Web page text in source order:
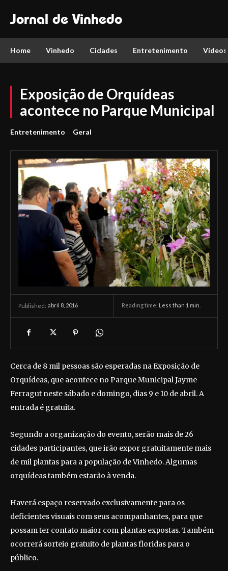
Jornal de Vinhedo
Home Vinhedo Cidades Entretenimento Vídeos
Exposição de Orquídeas
acontece no Parque Municipal
Entretenimento Geral
Published: abril 8, 2016 Reading time: Less than 1 min.
Cerca de 8 mil pessoas são esperadas na Exposição de
Orquídeas, que acontece no Parque Municipal Jayme
Ferragut neste sábado e domingo, dias 9 e 10 de abril. A
entrada é gratuita.
Segundo a organização do evento, serão mais de 26
cidades participantes, que irão expor gratuitamente mais
de mil plantas para a população de Vinhedo. Algumas
orquídeas também estarão à venda.
Haverá espaço reservado exclusivamente para os
deficientes visuais com seus acompanhantes, para que
possam ter contato maior com plantas expostas. Também
ocorrerá sorteio gratuito de plantas floridas para o
público.